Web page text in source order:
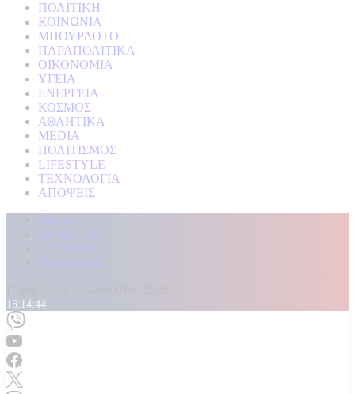
ΠΟΛΙΤΙΚΗ
ΚΟΙΝΩΝΙΑ
ΜΠΟΥΡΛΟΤΟ
ΠΑΡΑΠΟΛΙΤΙΚΑ
ΟΙΚΟΝΟΜΙΑ
ΥΓΕΙΑ
ΕΝΕΡΓΕΙΑ
ΚΟΣΜΟΣ
ΑΘΛΗΤΙΚΑ
MEDIA
ΠΟΛΙΤΙΣΜΟΣ
LIFESTYLE
ΤΕΧΝΟΛΟΓΙΑ
ΑΠΟΨΕΙΣ
Αρχική
Kontra Live
Καταγγελίες
Επικοινωνία
16:14:46